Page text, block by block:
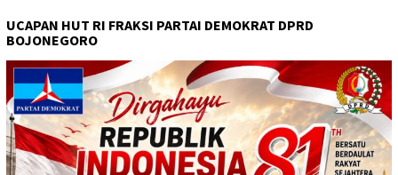
UCAPAN HUT RI FRAKSI PARTAI DEMOKRAT DPRD
BOJONEGORO